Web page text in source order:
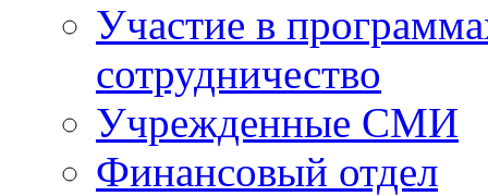
Участие в
сотрудничество
Учрежденные СМИ
Финансовый отдел